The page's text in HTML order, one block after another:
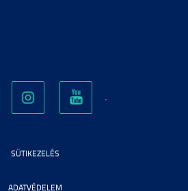
SÜTIKEZELÉS
ADATVÉDELEM